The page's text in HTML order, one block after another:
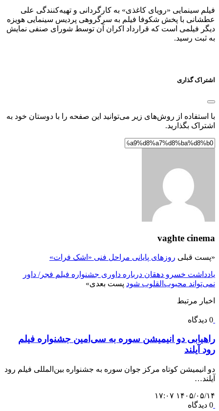
فیلم سینمایی «رویای کاغذی» به کارگردانی و تهیه‌کنندگی علی
عطشانی با پخش شکوفا فیلم به سرگروهی پردیس سینمایی هویزه
دیگر فیلمی است که قرارداد اکران آن توسط شورای صنفی نمایش
به ثبت رسید.
اشتراک گذاری
با استفاده از روش‌های زیر می‌توانید این صفحه را با دوستان خود به
اشتراک بگذارید.
vaghte cinema
«پست قبلی روزهای پایانی مراحل فنی «اشک فرات»
یادداشت خسرو دهقان درباره داوری جشنواره فیلم فجر/ داور
نمی‌تواند محبوب‌القلوب شود پست بعدی»
اخبار مرتبط
0 دیدگاه
راهیابی دو انیمیشن سوره به سی‌امین جشنواره فیلم
رود آیلند
دو انیمیشن کوتاه مرکز جوان سوره به جشنواره بین‌المللی فیلم رود
آیلند…
۱۴۰۵/۰۵/۱۴ ۱۷:۰۷
0 دیدگاه